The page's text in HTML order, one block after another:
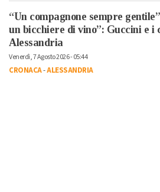
“Un compagnone sempre
un bicchiere di vino”: Guccini e i
Alessandria
Venerdì, 7 Agosto 2026 - 05:44
CRONACA-ALESSANDRIA